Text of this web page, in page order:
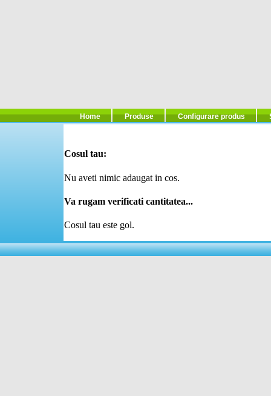
Home Produse Configurare produs
Cosul tau:
Nu aveti nimic adaugat in cos.
Va rugam verificati cantitatea...
Cosul tau este gol.